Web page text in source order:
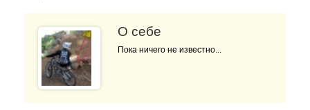
О себе
Пока ничего не известно...